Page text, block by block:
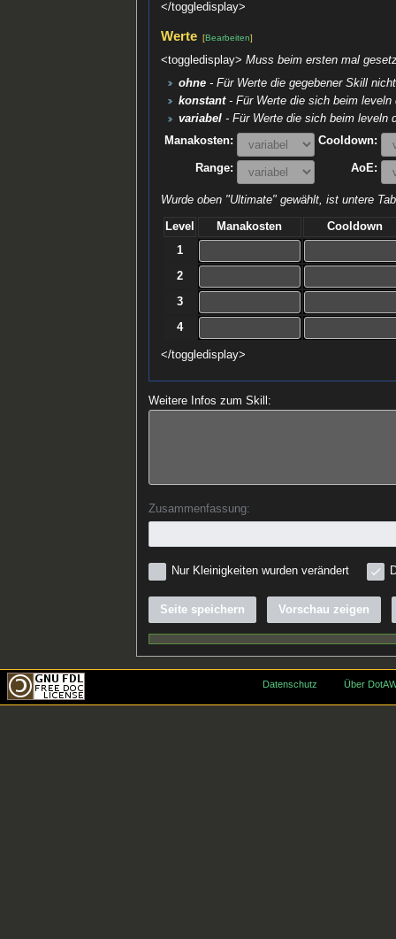
</toggledisplay>
Werte [Bearbeiten]
<toggledisplay> Muss beim ersten mal
ohne - Für Werte die gegebener Skill
konstant- Für Werte die sich beim leveln
variabel - Für Werte die sich beim leveln
Manakosten:
Cooldown:
Range: AoE:
Wurde oben "Ultimate" gewählt, ist untere
Level Manakosten
Cooldown
1
2
3
4
</toggledisplay>
Weitere Infos zum Skill:
Zusammenfassung:
Nur Kleinigkeiten wurden verändert
Seite speichern Vorschau zeigen
Datenschutz Über